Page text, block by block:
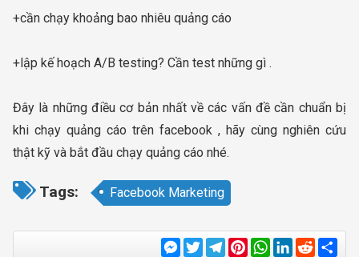
+cần chạy khoảng bao nhiêu quảng cáo
+lập kế hoạch A/B testing? Cần test những gì .
Đây là những điều cơ bản nhất về các vấn đề cần chuẩn bị
khi chạy quảng cáo trên facebook , hãy cùng nghiên cứu
thật kỹ và bắt đầu chạy quảng cáo nhé.
Tags: Facebook Marketing
Messenger
TwitterTelegram
Pinterest
WhatsApp
LinkedIn
Reddit